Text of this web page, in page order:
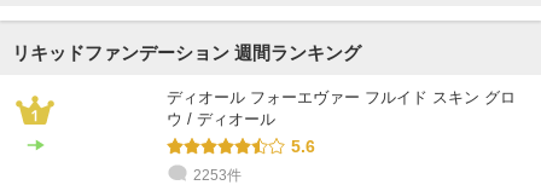
リキッドファンデーション 週間ランキング
ディオール フォーエヴァー フルイド スキン グロ
ウ / ディオール
5.6
2253件